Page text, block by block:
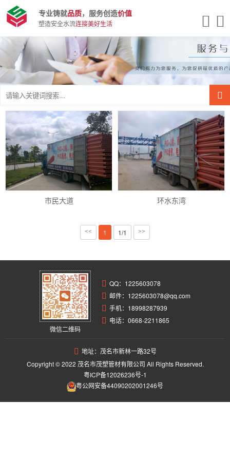
专业铸就品质，服务创造价值
塑造安全水流连接美好生活
市民大道 环水东湾
<< 1 1/1 >>
微信二维码
QQ： 1225603078
邮件：1225603078@qq.com
手机：18998287939
电话：0668-2211865
地址：茂名市新林一路32号
Copyright © 2022 茂名市茂塑管材有限公司 All Rights Reserved.
粤ICP备12026236号-1
粤公网安备44090202001246号